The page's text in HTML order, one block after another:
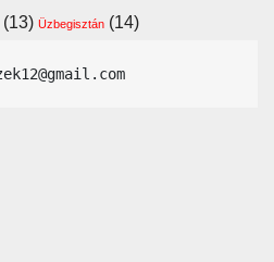
(13) Üzbegisztán (14)